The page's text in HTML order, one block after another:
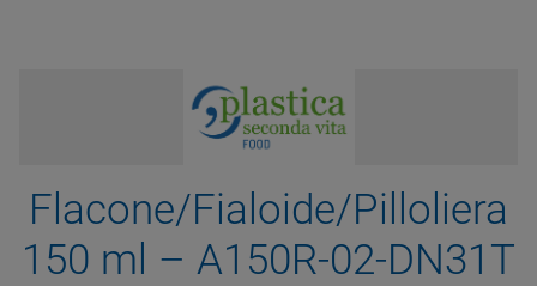
Flacone/Fialoide/Pilloliera
150 ml – A150R-02-DN31T